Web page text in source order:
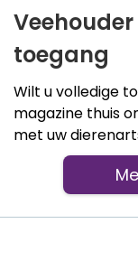
toegang
Wilt u volledige
magazine thuis
met uw